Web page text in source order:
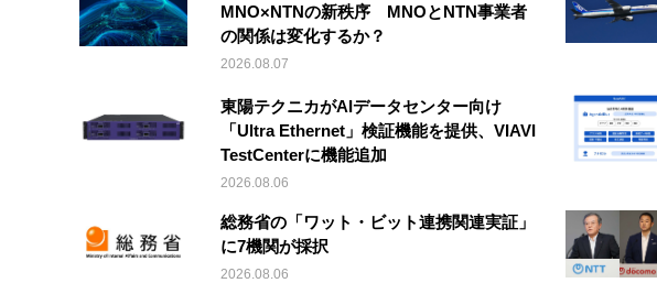
MNO×NTNの新秩序 MNOとNTN事業者
の関係は変化するか？
2026.08.07
東陽テクニカがAIデータセンター向け
「Ultra Ethernet」検証機能を提供、VIAVI
TestCenterに機能追加
2026.08.06
総務省の「ワット・ビット連携関連実証」
に7機関が採択
2026.08.06